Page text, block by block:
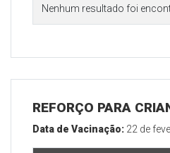
Nenhum resultado foi
REFORÇO PARA
Data de Vacinação: 22 de